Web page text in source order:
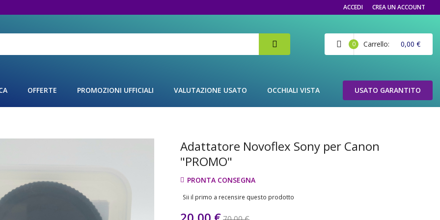
ACCEDI CREA UN ACCOUNT
Carrello
0 0,00 €
OFFERTE PROMOZIONI UFFICIALI VALUTAZIONE USATO OCCHIALI VISTA USATO GARANTITO
all'inizio
immagini
Adattatore Novoflex Sony per Canon
"PROMO"
PRONTA CONSEGNA
Sii il primo a recensire questo prodotto